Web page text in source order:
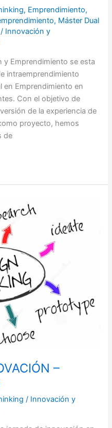
, Emprendimiento,
, Máster Dual
/ Innovación y
y Emprendimiento se esta
intraemprendimiento
en Emprendimiento en
Con el objetivo de
de la experiencia de
proyecto, hemos
de
–
/ Innovación y